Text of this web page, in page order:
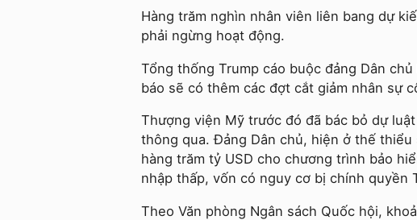
Hàng trăm nghìn nhân viên liên bang dự
phải ngừng hoạt động.
Tổng thống Trump cáo buộc đảng Dân
báo sẽ có thêm các đợt cắt giảm nhân sự
Thượng viện Mỹ trước đó đã bác bỏ dự
thông qua. Đảng Dân chủ, hiện ở thế
hàng trăm tỷ USD cho chương trình bảo
nhập thấp, vốn có nguy cơ bị chính quyền
Theo Văn phòng Ngân sách Quốc hội,